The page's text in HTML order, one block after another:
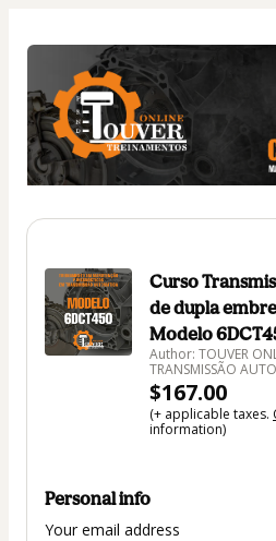
Curso
de dupla
Modelo
Author: TOUVER
TRANSMISSÃO
$167.00
(+ applicable taxes.
information)
Personal info
Your email address